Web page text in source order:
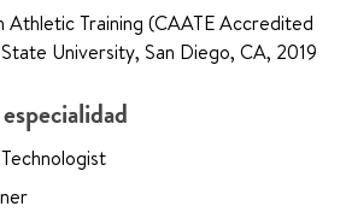
Athletic Training (CAATE Accredited
University, San Diego, CA, 2019